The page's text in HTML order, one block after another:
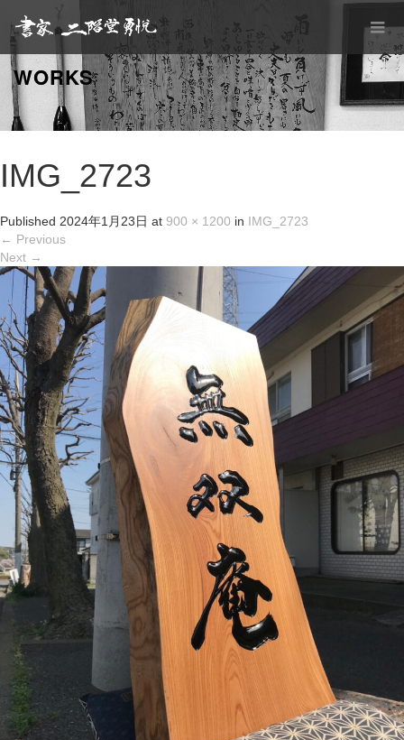
WORKS
IMG_2723
Published 2024年1月23日 at 900 × 1200 in IMG_2723
← Previous
Next →